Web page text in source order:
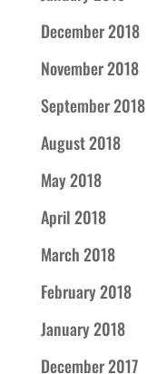
December 2018
November 2018
September 2018
August 2018
May 2018
April 2018
March 2018
February 2018
January 2018
December 2017